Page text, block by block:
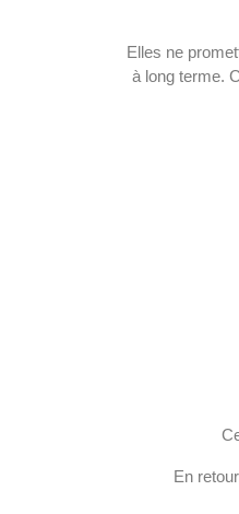
Elles ne
à long terme.
En